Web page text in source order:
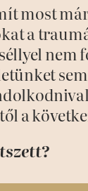
most
a
nem
a